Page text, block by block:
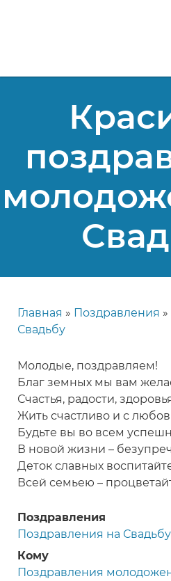
Строка
Главная Поздравления
Свадьбу
Молодые, поздравляем!
Благ земных мы вам
Счастья, радости,
Жить счастливо и с
Будьте вы во всем
В новой жизни –
Деток славных
Всей семьею –
Поздравления
Поздравления на Свадьбу
Кому
Поздравления